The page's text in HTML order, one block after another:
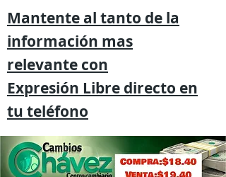
Mantente al tanto de la
información mas
relevante con
Expresión Libre directo en
tu teléfono